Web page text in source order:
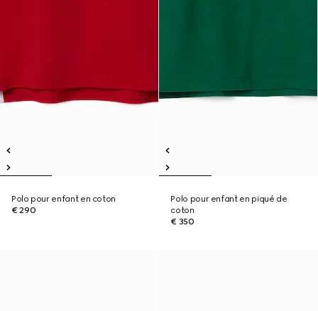
Polo pour enfant en coton
€ 290
Polo pour enfant en piqué de
coton
€ 350